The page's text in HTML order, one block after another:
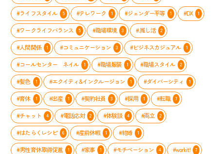
#ライフスタイル 5 #テレワーク 1 #ジェンダー平等 1 #DX 1
#ワークライフバランス 5 #職場環境 3 #.推し活 2
#人間関係 1 #コミュニケーション 3 #ビジネスカジュアル 1
#コールセンター ネイル 1 #職場服装 1 #職場スタイル 2
#髪色 1 #エクイティ&インクルージョン 1 #ダイバーシティ 1
#育休 1 #出産 1 #契約社員 3 #採用 1 #転職 7
#チャット 4 #電話応対 2 #体験談 4 #両立 2
#はたらくレシピ 6 #産前休暇 1 #結婚 1
#男性育休取得促進 1 #家事 1 #モチベーション 4 #workit! 7